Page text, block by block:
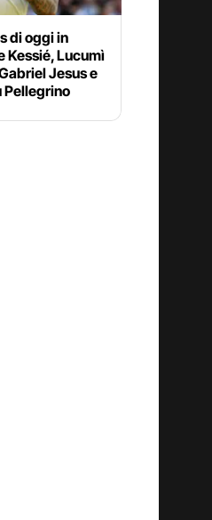
di oggi in
Kessié, Lucumì
Jesus e
Pellegrino